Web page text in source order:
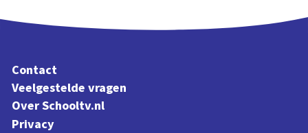
Contact
Veelgestelde vragen
Over Schooltv.nl
Privacy